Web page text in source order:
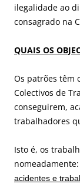
ilegalidade ao
consagrado na
QUAIS OS
Os patrões têm
Colectivos de
conseguirem,
trabalhadores
Isto é, os
nomeadamente:
acidentes e